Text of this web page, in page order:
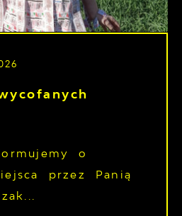
o
przez Panią